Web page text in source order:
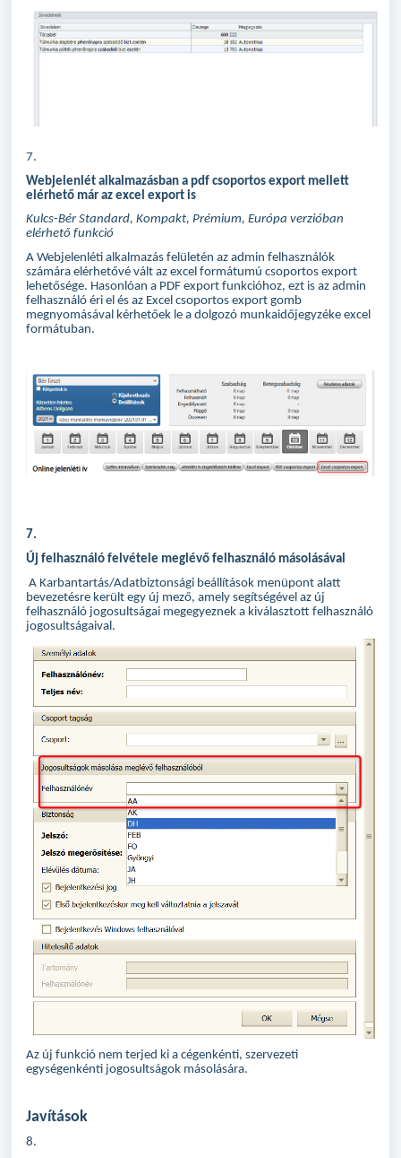
7.
Webjelenlét alkalmazásban a pdf csoportos export mellett
elérhető már az excel export is
Kulcs-Bér Standard, Kompakt, Prémium, Európa verzióban
elérhető funkció
A Webjelenléti alkalmazás felületén az admin felhasználók
számára elérhetővé vált az excel formátumú csoportos export
lehetősége. Hasonlóan a PDF export funkcióhoz, ezt is az admin
felhasználó éri el és az Excel csoportos export gomb
megnyomásával kérhetőek le a dolgozó munkaidőjegyzéke excel
formátuban.
7.
Új felhasználó felvétele meglévő felhasználó másolásával
A Karbantartás/Adatbiztonsági beállítások menüpont alatt
bevezetésre került egy új mező, amely segítségével az új
felhasználó jogosultságai megegyeznek a kiválasztott felhasználó
jogosultságaival.
Az új funkció nem terjed ki a cégenkénti, szervezeti
egységenkénti jogosultságok másolására.
Javítások
8.